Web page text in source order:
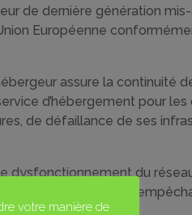
de dernière génération
Européenne
assure la continuité
d’hébergement pour
de défaillance de ses
dysfonctionnement du
du réseau
votre manière de